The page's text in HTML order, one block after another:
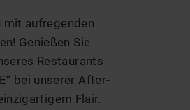
mit aufregenden
Genießen Sie
Restaurants
bei unserer After-
Flair.